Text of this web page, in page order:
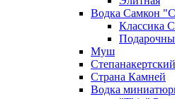
Водка Самкон
Классика
Муш
Страна Камней
Водка